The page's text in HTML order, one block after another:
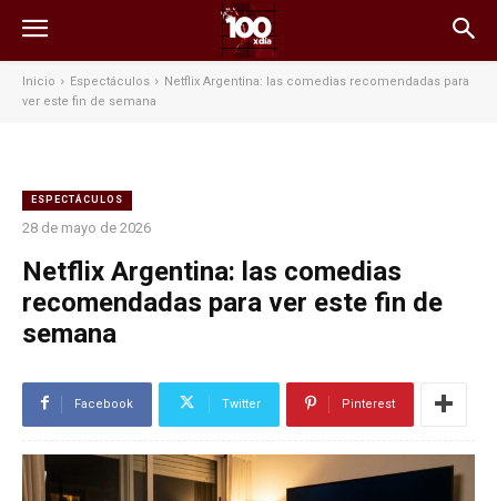
Inicio Espectáculos
Netflix Argentina: las comedias recomendadas para
ver este fin de semana
ESPECTÁCULOS
28 de mayo de 2026
Netflix Argentina: las comedias
recomendadas para ver este fin de
semana
Facebook Twitter Pinterest